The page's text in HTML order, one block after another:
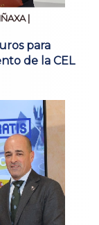
|
para
de la CEL